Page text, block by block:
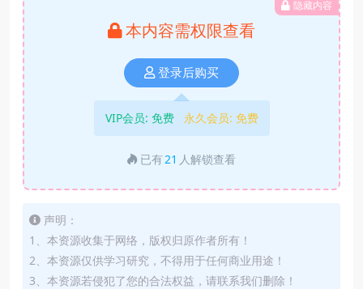
隐藏内容
本内容需权限查看
登录后购买
VIP会员: 免费 永久会员: 免费
已有 21 人解锁查看
声明：
1、本资源收集于网络，版权归原作者所有！
2、本资源仅供学习研究，不得用于任何商业用途！
3、本资源若侵犯了您的合法权益，请联系我们删除！